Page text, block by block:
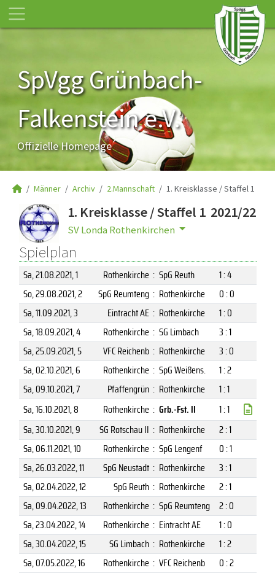
SpVgg Grünbach-
Falkenstein e.V.
Offizielle Homepage
Männer Archiv 2.Mannschaft 1. Kreisklasse / Staffel 1
1. Kreisklasse / Staffel 1 2021/22
SV Londa Rothenkirchen
Spielplan
Sa, 21.08.2021, 1 Rothenkirche : SpG Reuth
1 : 4
So, 29.08.2021, 2 SpG Reumteng : Rothenkirche
0 : 0
Sa, 11.09.2021, 3 Eintracht AE : Rothenkirche
1 : 0
Sa, 18.09.2021, 4 Rothenkirche : SG Limbach
3 : 1
Sa, 25.09.2021, 5 VFC Reichenb : Rothenkirche
3 : 0
Sa, 02.10.2021, 6 Rothenkirche : SpG Weißens.
1 : 2
Sa, 09.10.2021, 7 Pfaffengrün : Rothenkirche
1 : 1
Sa, 16.10.2021, 8 Rothenkirche : Grb.-Fst. II
1 : 1
Sa, 30.10.2021, 9 SG Rotschau II : Rothenkirche
2 : 1
Sa, 06.11.2021, 10 Rothenkirche : SpG Lengenf
0 : 1
Sa, 26.03.2022, 11 SpG Neustadt : Rothenkirche
3 : 1
Sa, 02.04.2022, 12 SpG Reuth : Rothenkirche
2 : 1
Sa, 09.04.2022, 13 Rothenkirche : SpG Reumteng
2 : 0
Sa, 23.04.2022, 14 Rothenkirche : Eintracht AE
1 : 0
Sa, 30.04.2022, 15 SG Limbach : Rothenkirche
1 : 2
Sa, 07.05.2022, 16 Rothenkirche : VFC Reichenb
0 : 2